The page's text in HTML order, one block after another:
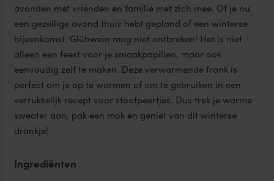
avonden met vrienden en familie met zich mee. Of je nu
een gezellige avond thuis hebt gepland of een winterse
bijeenkomst. Glühwein mag niet ontbreken! Het is niet
alleen een feest voor je smaakpapillen, maar ook
eenvoudig zelf te maken. Deze verwarmende frank is
perfect om je op te warmen of om te gebruiken in een
verrukkelijk recept voor stoofpeertjes. Dus trek je warme
sweater aan, pak een mok en geniet van dit winterse
drankje!
Ingrediënten